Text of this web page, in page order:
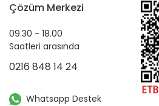
Çözüm Merkezi
09.30 - 18.00
Saatleri arasında
0216 848 14 24
Whatsapp Destek